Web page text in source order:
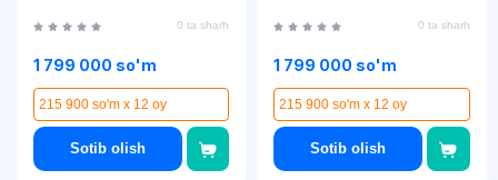
0 ta sharh
1 799 000 so'm
215 900 so'm x 12 oy
Sotib olish
0 ta sharh
1 799 000 so'm
215 900 so'm x 12 oy
Sotib olish